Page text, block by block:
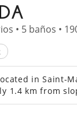
• 5 baños •
in Saint-
1.4 km from